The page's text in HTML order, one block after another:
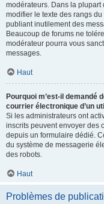
modérateurs. Dans la plupart
modifier le texte des rangs
publiant inutilement des
Beaucoup de forums ne
modérateur pourra vous
messages.
Haut
Pourquoi m’est-il demandé
courrier électronique d’un
Si les administrateurs ont
inscrits peuvent envoyer des
depuis un formulaire dédié.
du système de messagerie
des robots.
Haut
Problèmes de